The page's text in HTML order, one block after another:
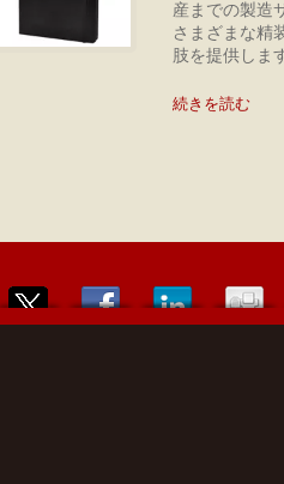
産までの製造
さまざまな精
肢を提供しま
続きを読む